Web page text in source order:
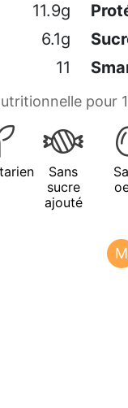
11.9g
6.1g
11
pour
Sans
sucre
ajouté
M